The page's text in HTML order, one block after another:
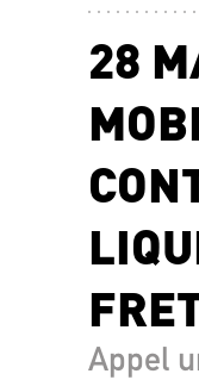
28
Appel